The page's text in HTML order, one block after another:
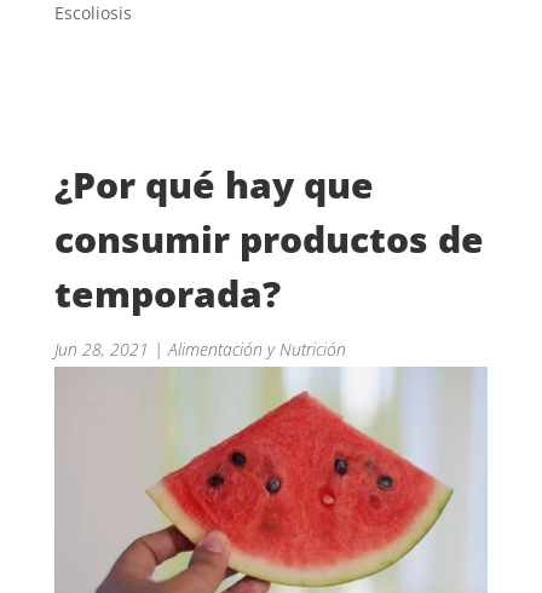
Escoliosis
¿Por qué hay que
consumir productos de
temporada?
Jun 28, 2021 |Alimentación y Nutrición